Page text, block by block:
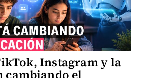
Instagram y la
cambiando el